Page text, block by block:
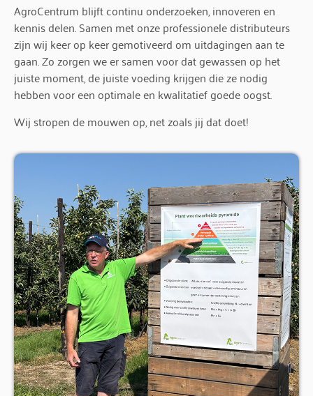
AgroCentrum blijft continu onderzoeken, innoveren en
kennis delen. Samen met onze professionele distributeurs
zijn wij keer op keer gemotiveerd om uitdagingen aan te
gaan. Zo zorgen we er samen voor dat gewassen op het
juiste moment, de juiste voeding krijgen die ze nodig
hebben voor een optimale en kwalitatief goede oogst.
Wij stropen de mouwen op, net zoals jij dat doet!